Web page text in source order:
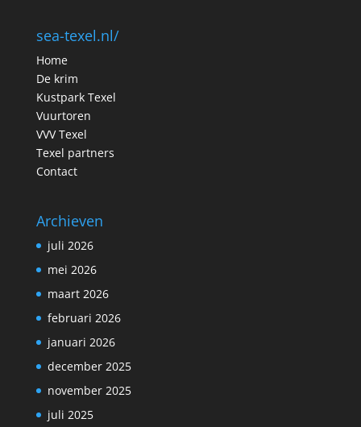
sea-texel.nl/
Home
De krim
Kustpark Texel
Vuurtoren
VVV Texel
Texel partners
Contact
Archieven
juli 2026
mei 2026
maart 2026
februari 2026
januari 2026
december 2025
november 2025
juli 2025